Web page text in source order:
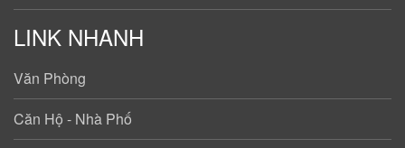
LINK NHANH
Văn Phòng
Căn Hộ - Nhà Phố